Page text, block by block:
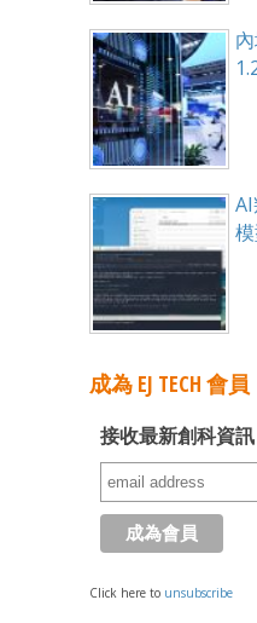
成為 EJ TECH 會員
接收最新創科資訊
Click here to unsubscribe